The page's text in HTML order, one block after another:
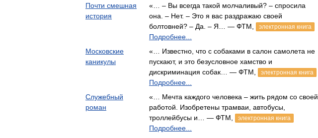
Почти смешная
история
«… – Вы всегда такой молчаливый? – спросила
она. – Нет. – Это я вас раздражаю своей
болтовней? – Да. – Я… — ФТМ,
электронная книга
Подробнее...
Московские
каникулы
«… Известно, что с собаками в салон самолета не
пускают, и это безусловное хамство и
дискриминация собак… — ФТМ,
электронная книга
Подробнее...
Служебный
роман
«… Мечта каждого человека – жить рядом со своей
работой. Изобретены трамваи, автобусы,
троллейбусы и… — ФТМ,
электронная книга
Подробнее...